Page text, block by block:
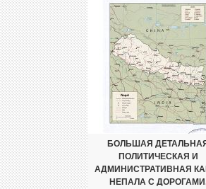
БОЛЬШАЯ ДЕТАЛЬНАЯ
ПОЛИТИЧЕСКАЯ И
АДМИНИСТРАТИВНАЯ
НЕПАЛА С